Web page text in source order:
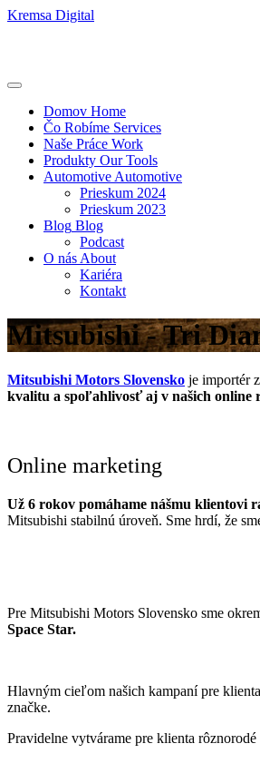
Kremsa Digital
Domov Home
Čo Robíme Services
Naše Práce Work
Produkty Our Tools
Automotive Automotive
Prieskum 2024
Prieskum 2023
Blog Blog
Podcast
O nás About
Kariéra
Kontakt
Mitsubishi - Tri
Mitsubishi Motors Slovensko je importér
kvalitu a spoľahlivosť aj v našich online
Online marketing
Už 6 rokov pomáhame nášmu klientovi
Mitsubishi stabilnú úroveň. Sme hrdí, že
Pre Mitsubishi Motors Slovensko sme
Space Star.
Hlavným cieľom našich kampaní pre
značke.
Pravidelne vytvárame pre klienta